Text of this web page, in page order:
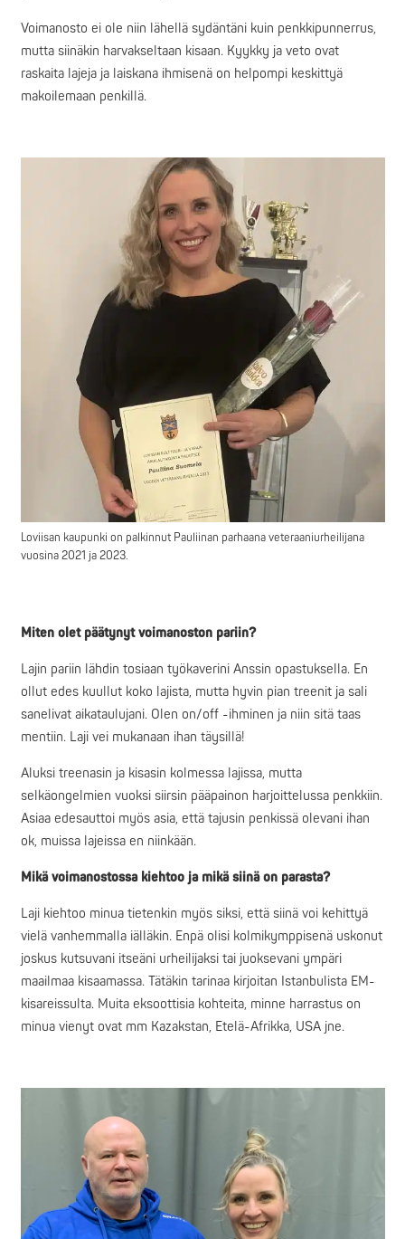
Voimanosto ei ole niin lähellä sydäntäni kuin penkkipunnerrus,
mutta siinäkin harvakseltaan kisaan. Kyykky ja veto ovat
raskaita lajeja ja laiskana ihmisenä on helpompi keskittyä
makoilemaan penkillä.
Loviisan kaupunki on palkinnut Pauliinan parhaana veteraaniurheilijana
vuosina 2021 ja 2023.
Miten olet päätynyt voimanoston pariin?
Lajin pariin lähdin tosiaan työkaverini Anssin opastuksella. En
ollut edes kuullut koko lajista, mutta hyvin pian treenit ja sali
sanelivat aikataulujani. Olen on/off -ihminen ja niin sitä taas
mentiin. Laji vei mukanaan ihan täysillä!
Aluksi treenasin ja kisasin kolmessa lajissa, mutta
selkäongelmien vuoksi siirsin pääpainon harjoittelussa penkkiin.
Asiaa edesauttoi myös asia, että tajusin penkissä olevani ihan
ok, muissa lajeissa en niinkään.
Mikä voimanostossa kiehtoo ja mikä siinä on parasta?
Laji kiehtoo minua tietenkin myös siksi, että siinä voi kehittyä
vielä vanhemmalla iälläkin. Enpä olisi kolmikymppisenä uskonut
joskus kutsuvani itseäni urheilijaksi tai juoksevani ympäri
maailmaa kisaamassa. Tätäkin tarinaa kirjoitan Istanbulista EM-
kisareissulta. Muita eksoottisia kohteita, minne harrastus on
minua vienyt ovat mm Kazakstan, Etelä-Afrikka, USA jne.